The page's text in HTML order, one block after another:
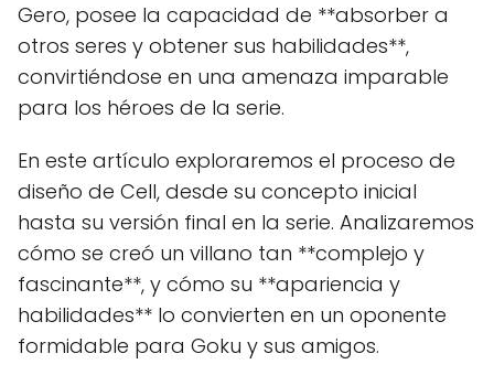
Gero, posee la capacidad de **absorber a
otros seres y obtener sus habilidades**,
convirtiéndose en una amenaza imparable
para los héroes de la serie.
En este artículo exploraremos el proceso de
diseño de Cell, desde su concepto inicial
hasta su versión final en la serie. Analizaremos
cómo se creó un villano tan **complejo y
fascinante**, y cómo su **apariencia y
habilidades** lo convierten en un oponente
formidable para Goku y sus amigos.